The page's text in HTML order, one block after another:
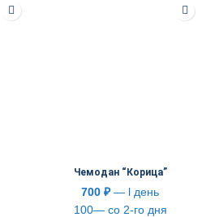
Чемодан “Корица”
700 ₽— l день
100— со 2-го дня